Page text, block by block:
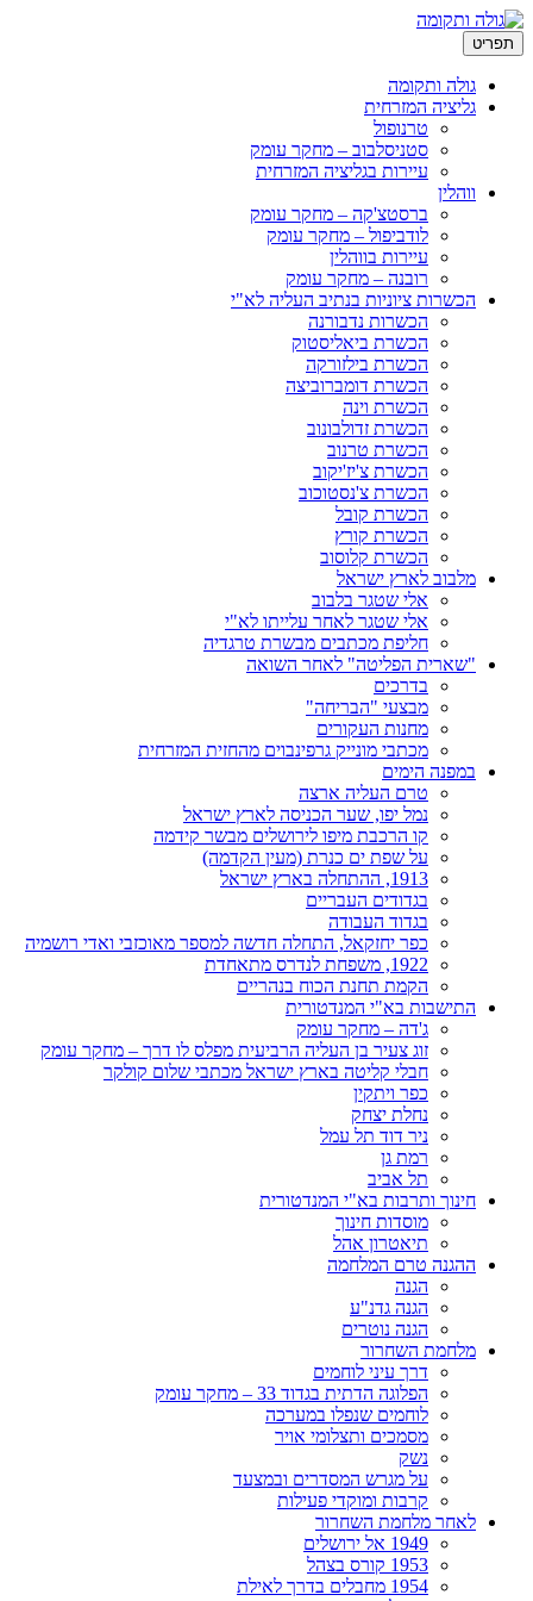
גולה ותקומה
גליציה המזרחית
טרנופול
סטניסלבוב – מחקר עומק
עיירות בגליציה המזרחית
ווהלין
ברסטצ'קה – מחקר עומק
לודביפול – מחקר עומק
עיירות בווהלין
רובנה – מחקר עומק
הכשרות ציוניות בנתיב העליה לא"י
הכשרות נדבורנה
הכשרת ביאליסטוק
הכשרת בילזורקה
הכשרת דומברוביצה
הכשרת וינה
הכשרת זדולבונוב
הכשרת טרנוב
הכשרת צ'יז'יקוב
הכשרת צ'נסטוכוב
הכשרת קובל
הכשרת קורץ
הכשרת קלוסוב
מלבוב לארץ ישראל
אלי שטגר בלבוב
אלי שטגר לאחר עלייתו לא"י
חליפת מכתבים מבשרת טרגדיה
"שארית הפליטה" לאחר השואה
בדרכים
מבצעי "הבריחה"
מחנות העקורים
מכתבי מונייק גרפינבוים מהחזית המזרחית
במפנה הימים
טרם העליה ארצה
נמל יפו, שער הכניסה לארץ ישראל
קו הרכבת מיפו לירושלים מבשר קידמה
על שפת ים כנרת (מעין הקדמה)
1913, ההתחלה בארץ ישראל
בגדודים העבריים
בגדוד העבודה
כפר יחזקאל, התחלה חדשה למספר מאוכזבי ואדי רושמיה
1922, משפחת לנדרס מתאחדת
הקמת תחנת הכוח בנהריים
התישבות בא"י המנדטורית
ג'דה – מחקר עומק
זוג צעיר בן העליה הרביעית מפלס לו דרך – מחקר עומק
חבלי קליטה בארץ ישראל מכתבי שלום קולקר
כפר ויתקין
נחלת יצחק
ניר דוד תל עמל
רמת גן
תל אביב
חינוך ותרבות בא"י המנדטורית
מוסדות חינוך
תיאטרון אהל
ההגנה טרם המלחמה
הגנה
הגנה גדנ"ע
הגנה נוטרים
מלחמת השחרור
דרך עיני לוחמים
הפלוגה הדתית בגדוד 33 – מחקר עומק
לוחמים שנפלו במערכה
מסמכים ותצלומי אויר
נשק
על מגרש המסדרים ובמצעד
קרבות ומוקדי פעילות
לאחר מלחמת השחרור
1949 אל ירושלים
1953 קורס בצהל
1954 מחבלים בדרך לאילת